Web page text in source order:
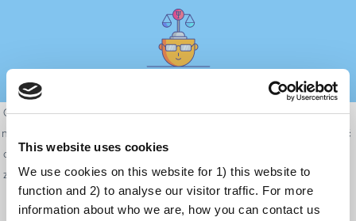
This website uses cookies
We use cookies on this website for 1) this website to
function and 2) to analyse our visitor traffic. For more
information about who we are, how you can contact us
Chociaż istnieje niewielkie ryzyko, że po przyjęciu szczepionki wystąpią u
nas skutki uboczne, to ogromna większość z nich nie jest poważna. Dość
często pacjenci i pacjentki skarżą się na symptomy takie jak gorączka czy
zmęczenie. To zrozumiałe, że wolimy uniknąć takich objawów, ponieważ
nie są one niczym przyjemnym.